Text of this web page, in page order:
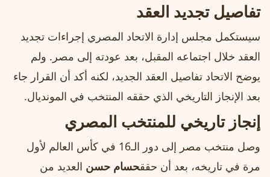
تفاصيل تجديد العقد
سيستكمل مجلس إدارة الاتحاد المصري إجراءات تجديد
العقد خلال اجتماعه المقبل، بعد عودته إلى مصر. ولم
يوضح الاتحاد تفاصيل العقد الجديد، لكنه أكد أن القرار جاء
بعد الإنجاز التاريخي الذي حققه المنتخب في المونديال.
إنجاز تاريخي للمنتخب المصري
وصل منتخب مصر إلى دور الـ16 في كأس العالم لأول
مرة في تاريخه، بعد أن حققحسام حسن العديد من